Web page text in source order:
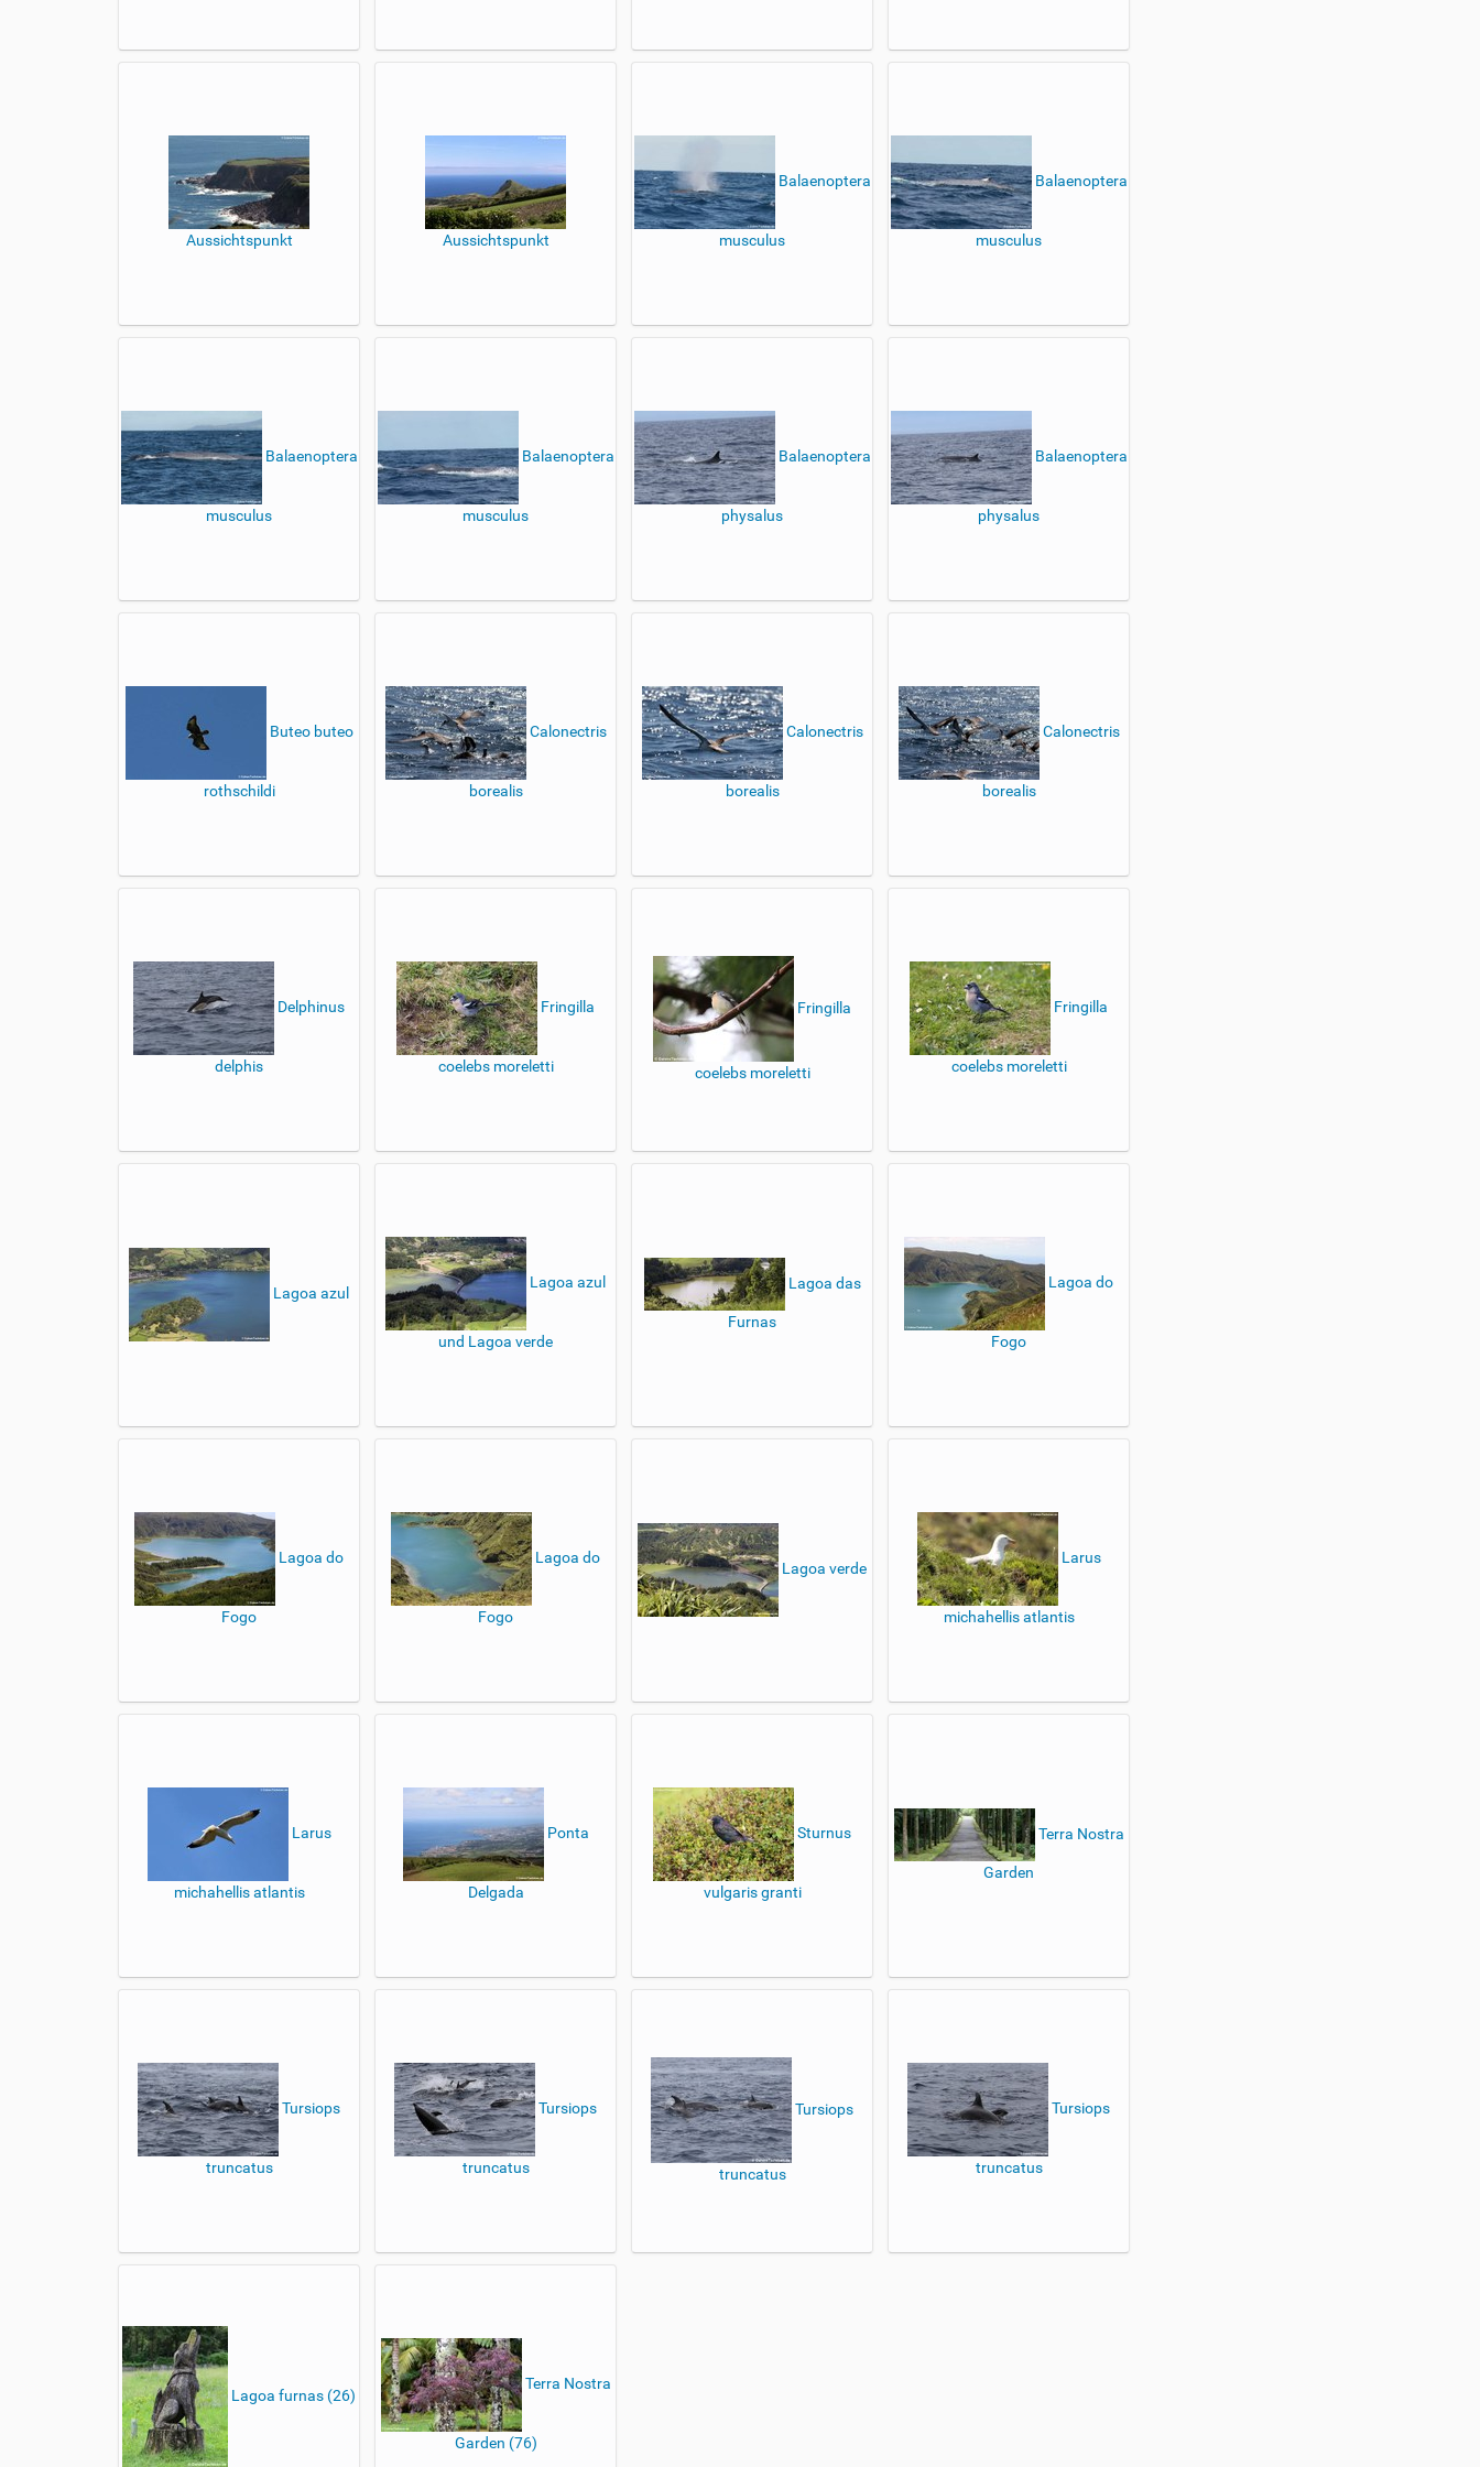
Aussichtspunkt Aussichtspunkt
Balaenoptera
musculus
Balaenoptera
musculus
Balaenoptera
musculus
Balaenoptera
musculus
Balaenoptera
physalus
Balaenoptera
physalus
Buteo buteo
rothschildi
Calonectris
borealis
Calonectris
borealis
Calonectris
borealis
Delphinus
delphis
Fringilla
coelebs moreletti
Fringilla
coelebs moreletti
Fringilla
coelebs moreletti
Lagoa azul
Lagoa azul
und Lagoa verde
Lagoa das
Furnas
Lagoa do
Fogo
Lagoa do
Fogo
Lagoa do
Fogo
Lagoa verde
Larus
michahellis atlantis
Larus
michahellis atlantis
Ponta
Delgada
Sturnus
vulgaris granti
Terra Nostra
Garden
Tursiops
truncatus
Tursiops
truncatus
Tursiops
truncatus
Tursiops
truncatus
Lagoa furnas (26)
Terra Nostra
Garden (76)